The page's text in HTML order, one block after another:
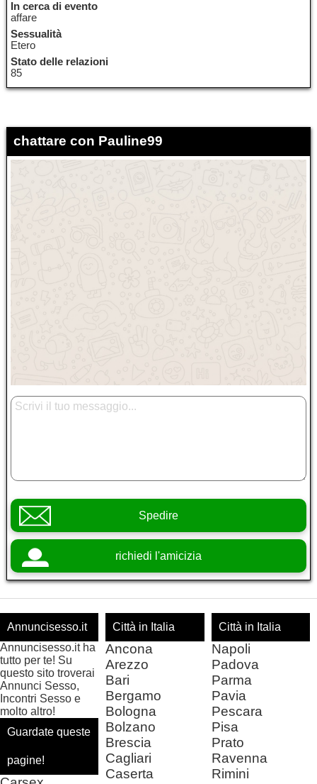
In cerca di evento
affare
Sessualità
Etero
Stato delle relazioni
85
chattare con Pauline99
Spedire
richiedi l'amicizia
Annuncisesso.it
Annuncisesso.it ha
tutto per te! Su
questo sito troverai
Annunci Sesso,
Incontri Sesso e
molto altro!
Guardate queste
pagine!
Città in Italia
Ancona
Arezzo
Bari
Bergamo
Bologna
Bolzano
Brescia
Cagliari
Caserta
Città in Italia
Napoli
Padova
Parma
Pavia
Pescara
Pisa
Prato
Ravenna
Rimini